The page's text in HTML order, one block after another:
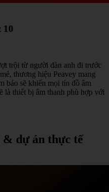
10
trội từ người đàn anh đi trước
thương hiệu Peavey mang
bảo sẽ khiến mọi tín đồ âm
là thiết bị âm thanh phù hợp với
& dự án thực tế